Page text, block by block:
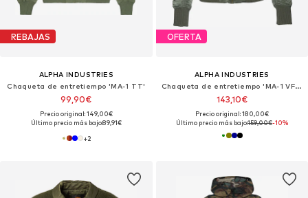
REBAJAS
ALPHA INDUSTRIES
Chaqueta de entretiempo 'MA-1 TT'
99,90€
Precio original: 149,00€
Último precio más bajo:89,91€
+2
OFERTA
ALPHA INDUSTRIES
Chaqueta de entretiempo 'MA-1 VF 59'
143,10€
Precio original: 180,00€
Último precio más bajo:159,00€-10%